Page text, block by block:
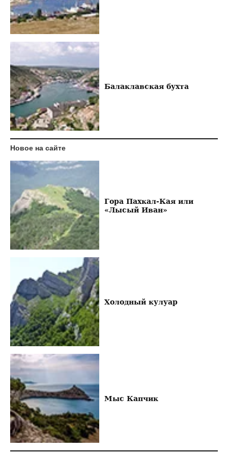
Балаклавская бухта
Новое на сайте
Гора Пахкал-Кая или
«Лысый Иван»
Холодный кулуар
Мыс Капчик